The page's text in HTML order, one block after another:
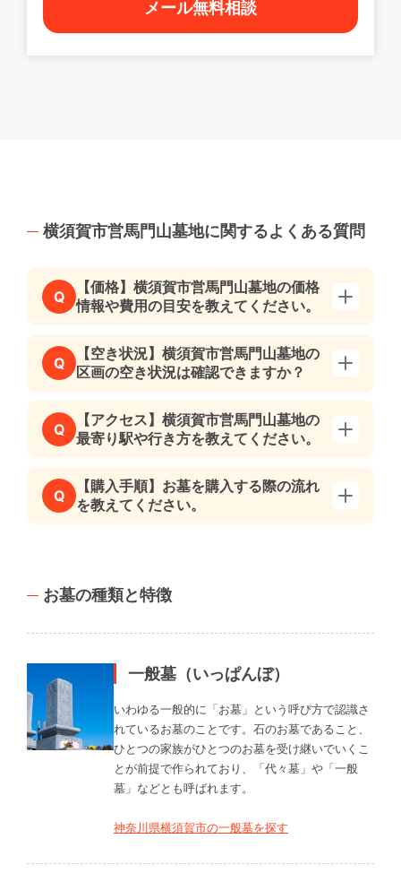
メール無料相談
横須賀市営馬門山墓地に関するよくある質問
Q
【価格】横須賀市営馬門山墓地の価格
情報や費用の目安を教えてください。
Q
【空き状況】横須賀市営馬門山墓地の
区画の空き状況は確認できますか？
Q
【アクセス】横須賀市営馬門山墓地の
最寄り駅や行き方を教えてください。
Q
【購入手順】お墓を購入する際の流れ
を教えてください。
お墓の種類と特徴
一般墓（いっぱんぼ）
いわゆる一般的に「お墓」という呼び方で認識さ
れているお墓のことです。石のお墓であること、
ひとつの家族がひとつのお墓を受け継いでいくこ
とが前提で作られており、「代々墓」や「一般
墓」などとも呼ばれます。
神奈川県横須賀市の一般墓を探す